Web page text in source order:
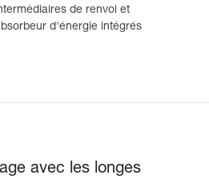
de renvoi et
d'énergie intégrés
avec les longes